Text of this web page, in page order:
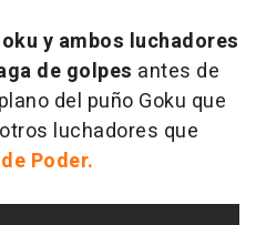
y ambos luchadores
de golpes antes de
del puño Goku que
luchadores que
Poder.